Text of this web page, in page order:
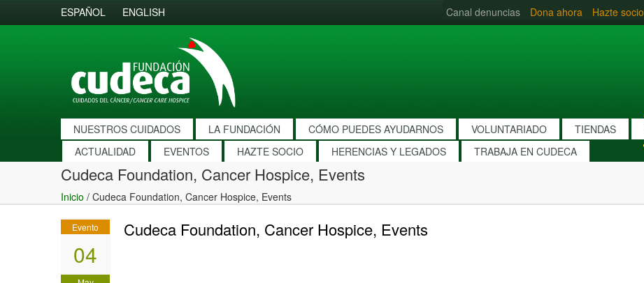
ESPAÑOL ENGLISH Canal denuncias Dona ahora Hazte socio
NUESTROS CUIDADOS LA FUNDACIÓN CÓMO PUEDES AYUDARNOS VOLUNTARIADO TIENDAS
ACTUALIDAD
EVENTOS HAZTE SOCIO HERENCIAS Y LEGADOS TRABAJA EN CUDECA
Cudeca Foundation, Cancer Hospice, Events
Inicio / Cudeca Foundation, Cancer Hospice, Events
Evento
04
Cudeca Foundation, Cancer Hospice, Events